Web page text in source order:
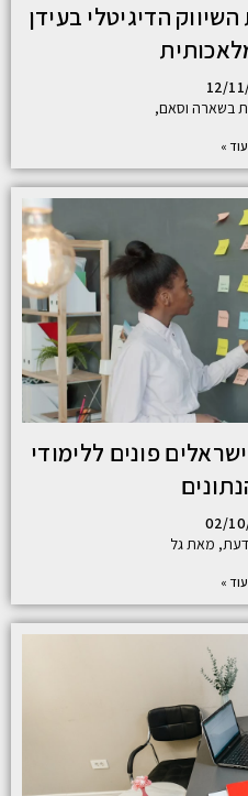
הדיגיטלי בעידן
12/
בשארה וסאם,
»
פונים ללימודי
02/
מאת גל
»